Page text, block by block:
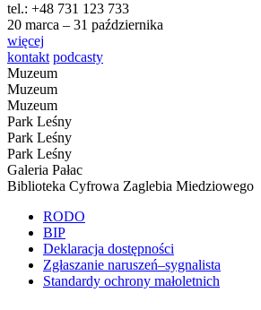
tel.: +48 731 123 733
20 marca – 31 października
więcej
kontakt podcasty
Muzeum
Muzeum
Muzeum
Park Leśny
Park Leśny
Park Leśny
Galeria Pałac
Biblioteka Cyfrowa Zaglebia Miedziowego
RODO
BIP
Deklaracja dostępności
Zgłaszanie naruszeń–sygnalista
Standardy ochrony małoletnich